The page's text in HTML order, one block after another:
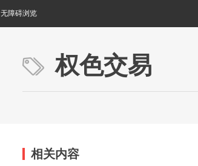
无障碍浏览
权色交易
相关内容